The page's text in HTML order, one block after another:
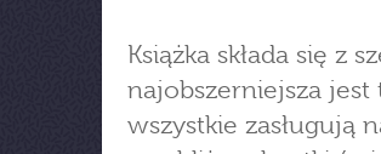
Książka składa się z
najobszerniejsza
wszystkie zasługują